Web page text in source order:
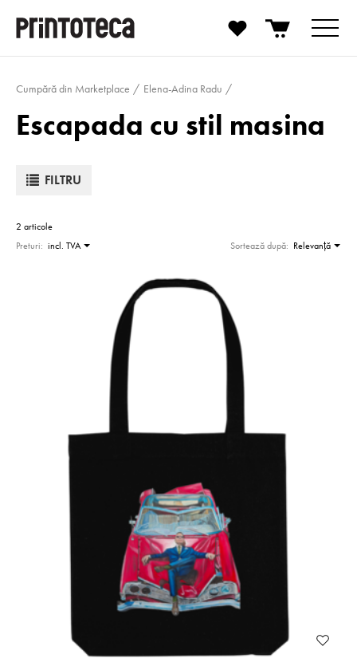
Cumpără din Marketplace Elena-Adina Radu
Escapada cu stil masina
FILTRU
2 articole
Preturi: incl. TVA Sortează după: Relevanţă